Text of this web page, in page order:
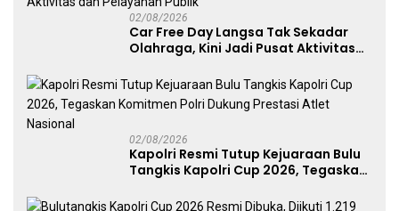
02/08/2026
Car Free Day Langsa Tak Sekadar
Olahraga, Kini Jadi Pusat Aktivitas
02/08/2026
Kapolri Resmi Tutup Kejuaraan Bulu
Tangkis Kapolri Cup 2026, Tegaskan
Atlet Nasional